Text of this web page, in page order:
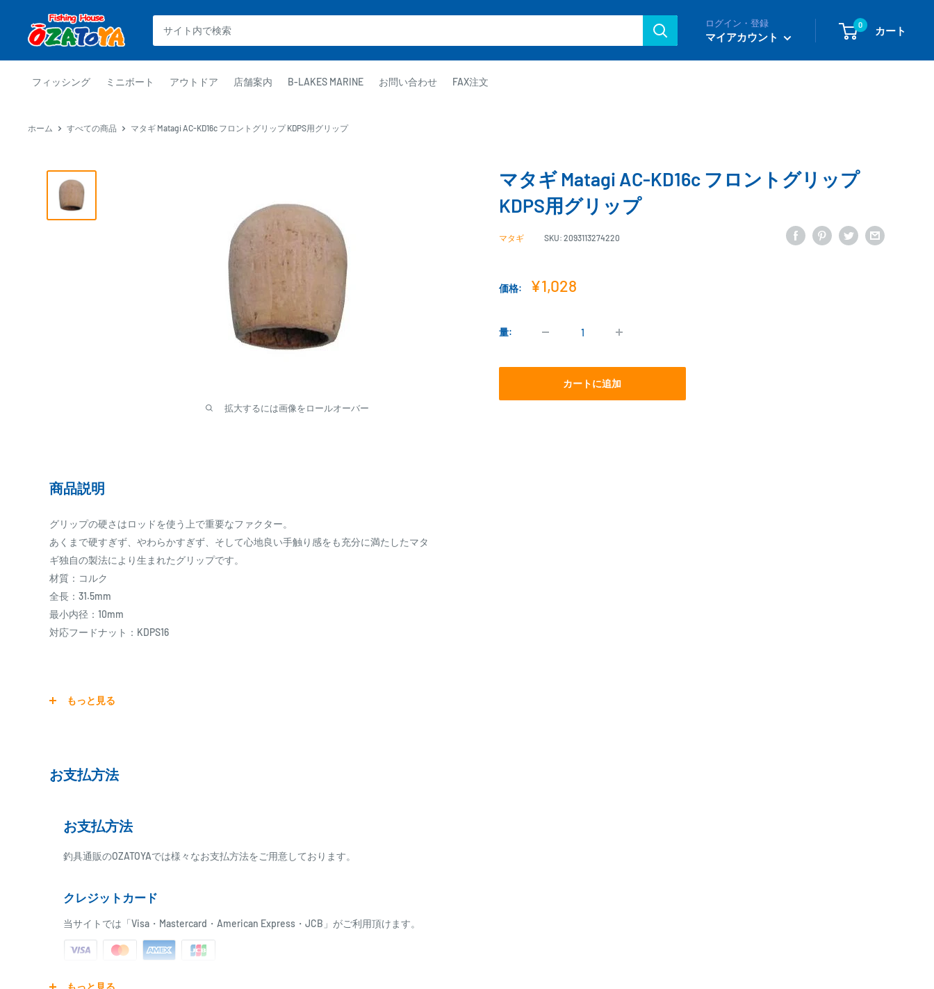
ン
釣
具
通
ログイン・登録
マイアカウント
0 カート
フィッシング ミニボート アウトドア 店舗案内 B-LAKES MARINE お問い合わせ FAX注文
ホーム すべての商品 マタギ Matagi AC-KD16c フロントグリップ KDPS用グリップ
拡大するには画像をロールオーバー
マタギ Matagi AC-KD16c フロントグリップ
KDPS用グリップ
マタギ SKU: 2093113274220
価格:
販
格
¥1,028
量:
カートに追加
商品説明
グリップの硬さはロッドを使う上で重要なファクター。
あくまで硬すぎず、やわらかすぎず、そして心地良い手触り感をも充分に満たしたマタ
ギ独自の製法により生まれたグリップです。
材質：コルク
全長：31.5mm
最小内径：10mm
対応フードナット：KDPS16
※リールシートフードをカーボンパイプに合わせてカットする必要があります。
KNフード マタギ Matagi EVA ロッドパーツ グリップ ブラック KDPSフード フロントグリ
もっと見る
お支払方法
お支払方法
釣具通販のOZATOYAでは様々なお支払方法をご用意しております。
クレジットカード
当サイトでは「Visa・Mastercard・American Express・JCB」がご利用頂けます。